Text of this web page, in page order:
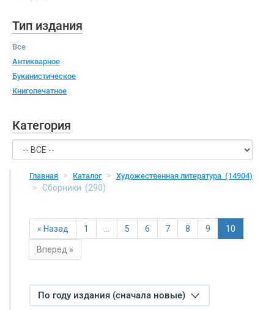
Тип издания
Все
Антикварное
Букинистическое
Книгопечатное
Категория
Главная Каталог Художественная литература (14904)
Сборники (290)
« Назад 1 … 5 6 7 8 9 10
Вперед »
По году издания (сначала новые)